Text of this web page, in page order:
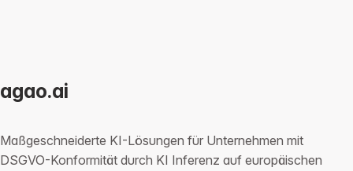
agao.ai
Maßgeschneiderte KI-Lösungen für Unternehmen mit
DSGVO-Konformität durch KI Inferenz auf europäischen